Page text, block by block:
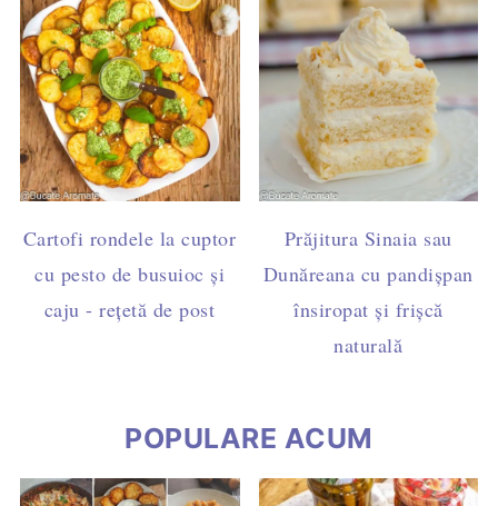
Cartofi rondele la cuptor
cu pesto de busuioc și
caju - rețetă de post
Prăjitura Sinaia sau
Dunăreana cu pandișpan
însiropat și frișcă
naturală
POPULARE ACUM